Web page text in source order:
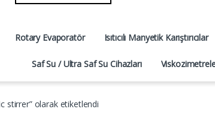
Rotary Evaporatör Isıtıcılı Manyetik Karıştırıcılar
Saf Su / Ultra Saf Su Cihazları
stirrer” olarak etiketlendi